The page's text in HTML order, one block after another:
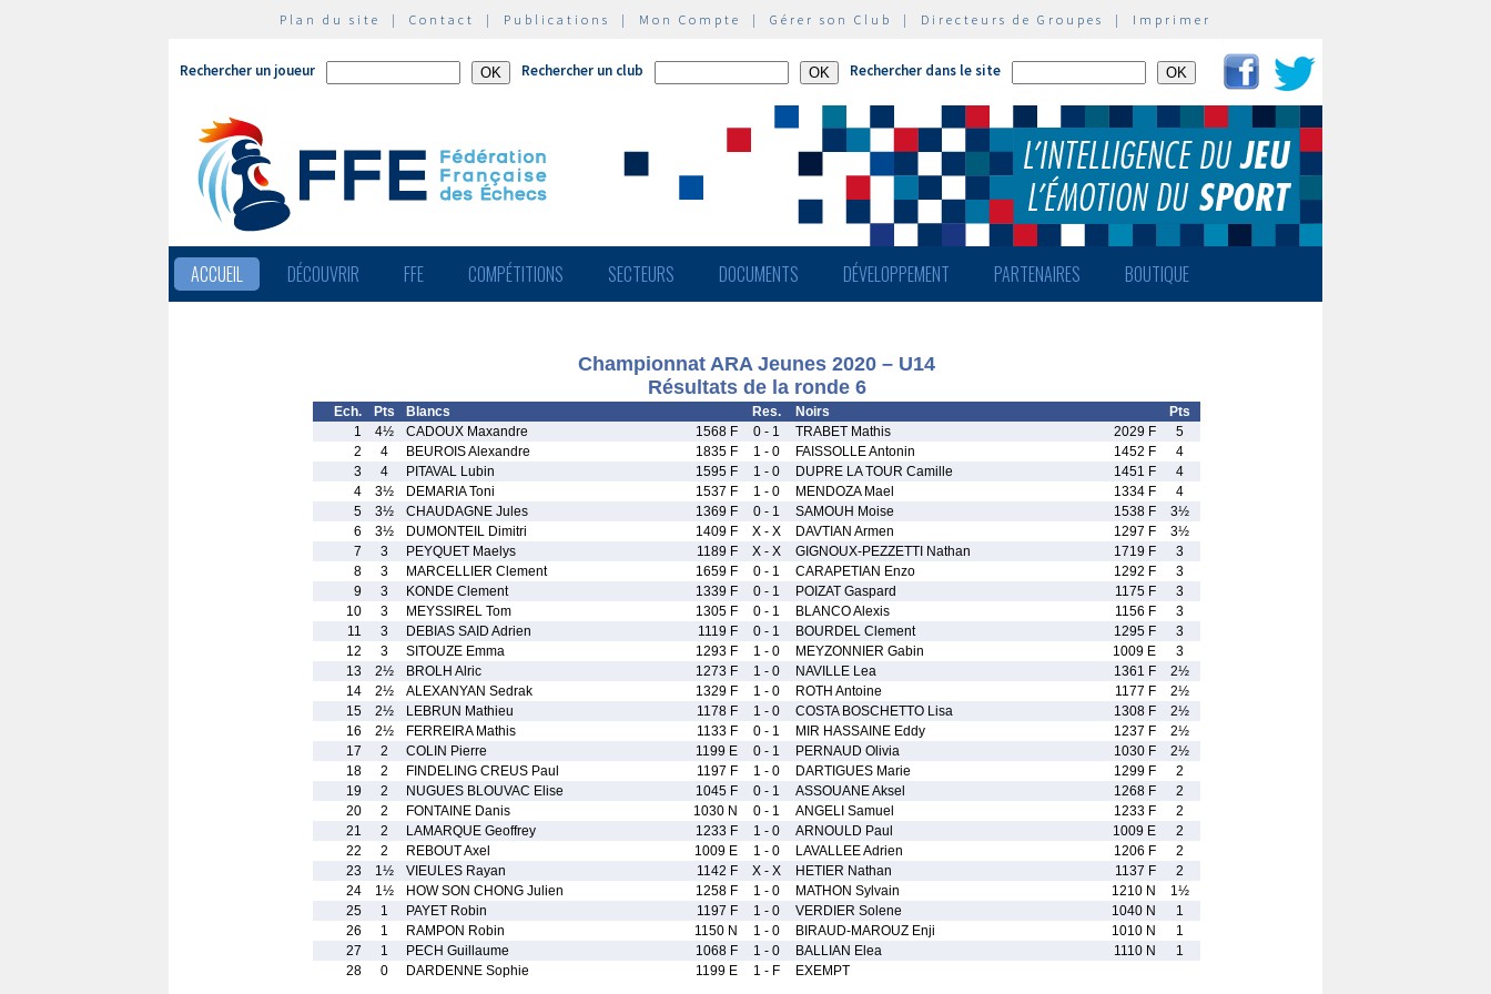
Plan du site | Contact | Publications | Mon Compte | Gérer son Club | Directeurs de Groupes | Imprimer
Rechercher un joueur Rechercher un club Rechercher dans le site
ACCUEIL DÉCOUVRIR FFE COMPÉTITIONS SECTEURS DOCUMENTS DÉVELOPPEMENT PARTENAIRES BOUTIQUE
Championnat ARA Jeunes 2020 – U14
Résultats de la ronde 6
Ech. Pts Blancs Res. Noirs
Pts
1
4½ CADOUX Maxandre 1568 F 0 - 1 TRABET Mathis 2029 F
5
2
4 BEUROIS Alexandre 1835 F 1 - 0 FAISSOLLE Antonin 1452 F
4
3
4 PITAVAL Lubin 1595 F 1 - 0 DUPRE LA TOUR Camille 1451 F
4
4
3½ DEMARIA Toni 1537 F 1 - 0 MENDOZA Mael 1334 F
4
5
3½ CHAUDAGNE Jules 1369 F 0 - 1 SAMOUH Moise 1538 F
3½
6
3½ DUMONTEIL Dimitri 1409 F X - X DAVTIAN Armen 1297 F
3½
7
3 PEYQUET Maelys 1189 F X - X GIGNOUX-PEZZETTI Nathan 1719 F
3
8
3 MARCELLIER Clement 1659 F 0 - 1 CARAPETIAN Enzo 1292 F
3
9
3 KONDE Clement 1339 F 0 - 1 POIZAT Gaspard 1175 F
3
10
3 MEYSSIREL Tom 1305 F 0 - 1 BLANCO Alexis 1156 F
3
11
3 DEBIAS SAID Adrien 1119 F 0 - 1 BOURDEL Clement 1295 F
3
12
3 SITOUZE Emma 1293 F 1 - 0 MEYZONNIER Gabin 1009 E
3
13
2½ BROLH Alric 1273 F 1 - 0 NAVILLE Lea 1361 F
2½
14
2½ ALEXANYAN Sedrak 1329 F 1 - 0 ROTH Antoine 1177 F
2½
15
2½ LEBRUN Mathieu 1178 F 1 - 0 COSTA BOSCHETTO Lisa 1308 F
2½
16
2½ FERREIRA Mathis 1133 F 0 - 1 MIR HASSAINE Eddy 1237 F
2½
17
2 COLIN Pierre 1199 E 0 - 1 PERNAUD Olivia 1030 F
2½
18
2 FINDELING CREUS Paul 1197 F 1 - 0 DARTIGUES Marie 1299 F
2
19
2 NUGUES BLOUVAC Elise 1045 F 0 - 1 ASSOUANE Aksel 1268 F
2
20
2 FONTAINE Danis 1030 N 0 - 1 ANGELI Samuel 1233 F
2
21
2 LAMARQUE Geoffrey 1233 F 1 - 0 ARNOULD Paul 1009 E
2
22
2 REBOUT Axel 1009 E 1 - 0 LAVALLEE Adrien 1206 F
2
23
1½ VIEULES Rayan 1142 F X - X HETIER Nathan 1137 F
2
24
1½ HOW SON CHONG Julien 1258 F 1 - 0 MATHON Sylvain 1210 N
1½
25
1 PAYET Robin 1197 F 1 - 0 VERDIER Solene 1040 N
1
26
1 RAMPON Robin 1150 N 1 - 0 BIRAUD-MAROUZ Enji 1010 N
1
27
1 PECH Guillaume 1068 F 1 - 0 BALLIAN Elea 1110 N
1
28
0 DARDENNE Sophie 1199 E 1 - F EXEMPT